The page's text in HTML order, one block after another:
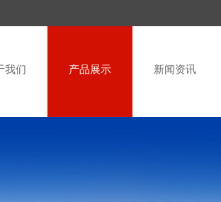
我们 产品展示 新闻资讯